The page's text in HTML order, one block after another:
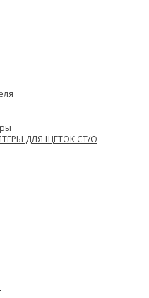
ДЛЯ ЩЕТОК СТ/О